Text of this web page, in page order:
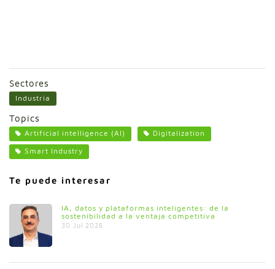
Sectores
Industria
Topics
Artificial intelligence (AI)
Digitalization
Smart Industry
Te puede interesar
IA, datos y plataformas inteligentes: de la
sostenibilidad a la ventaja competitiva
30 Jul 2026